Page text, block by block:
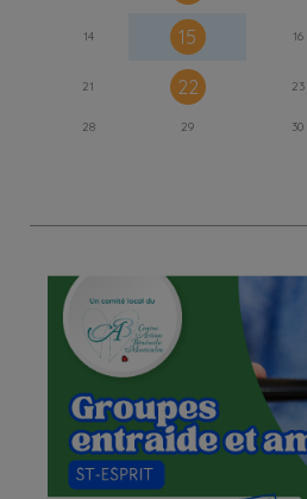
14 15 16
21 22 23
28 29 30